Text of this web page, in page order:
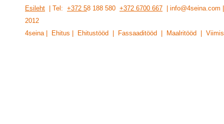
Esileht | Tel: +372 58 188 580 +372 6700 667 |
201 2
4seina | Ehitus | Ehitustööd | Fassaaditööd | Maalritööd |